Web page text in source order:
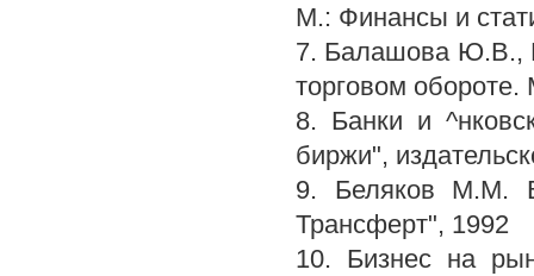
М.: Финансы и
7. Балашова Ю.В.,
торговом
8. Банки и
биржи",
9. Беляков М.М.
Трансферт", 1992
10. Бизнес на